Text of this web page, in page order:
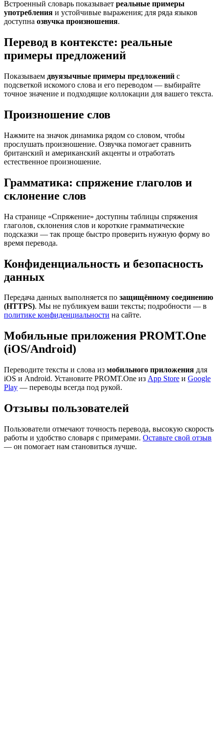
Встроенный словарь показывает реальные примеры
употребления и устойчивые выражения; для ряда языков
доступна озвучка произношения.
Перевод в контексте: реальные
примеры предложений
Показываем двуязычные примеры предложений с
подсветкой искомого слова и его переводом — выбирайте
точное значение и подходящие коллокации для вашего текста.
Произношение слов
Нажмите на значок динамика рядом со словом, чтобы
прослушать произношение. Озвучка помогает сравнить
британский и американский акценты и отработать
естественное произношение.
Грамматика: спряжение глаголов и
склонение слов
На странице «Спряжение» доступны таблицы спряжения
глаголов, склонения слов и короткие грамматические
подсказки — так проще быстро проверить нужную форму во
время перевода.
Конфиденциальность и безопасность
данных
Передача данных выполняется по защищённому соединению
(HTTPS). Мы не публикуем ваши тексты; подробности — в
политике конфиденциальности на сайте.
Мобильные приложения PROMT.One
(iOS/Android)
Переводите тексты и слова из мобильного приложения для
iOS и Android. Установите PROMT.One из App Store и Google
Play — переводы всегда под рукой.
Отзывы пользователей
Пользователи отмечают точность перевода, высокую скорость
работы и удобство словаря с примерами. Оставьте свой отзыв
— он помогает нам становиться лучше.